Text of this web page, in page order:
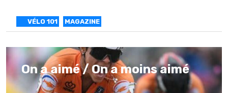
VÉLO 101 MAGAZINE
On a aimé / On a moins aimé